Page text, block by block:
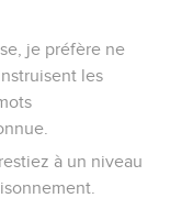
je préfère ne
les
à un niveau